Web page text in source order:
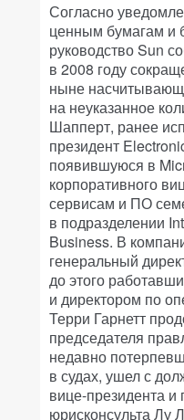
Согласно
ценным бумагам
руководство Sun
в 2008 году
ныне
на неуказанное
Шапперт, ранее
президент
появившуюся в
корпоративного
сервисам и ПО
в подразделении
Business. В
генеральный
до этого
и директором по
Терри Гарнетт
председателя
недавно
в судах, ушел с
вице-президента и
юрисконсульта Лу